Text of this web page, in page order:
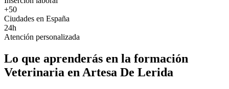
+50
Ciudades en España
24h
Atención personalizada
Lo que aprenderás en la formación
Veterinaria en Artesa De Lerida